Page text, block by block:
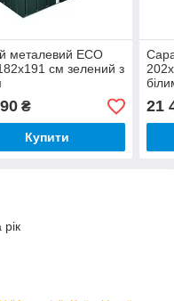
металевий ECO
см зелений з
₴
Купити
21